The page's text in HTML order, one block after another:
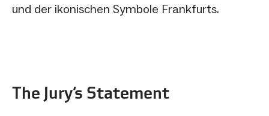
und der ikonischen Symbole Frankfurts.
The Jury‘s Statement